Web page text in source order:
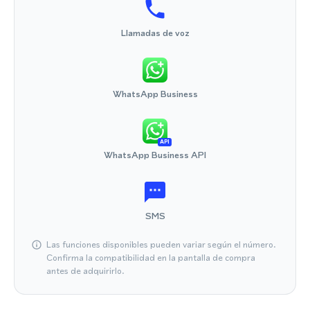
Llamadas de voz
WhatsApp Business
API
WhatsApp Business API
SMS
Las funciones disponibles pueden variar según el número.
Confirma la compatibilidad en la pantalla de compra
antes de adquirirlo.